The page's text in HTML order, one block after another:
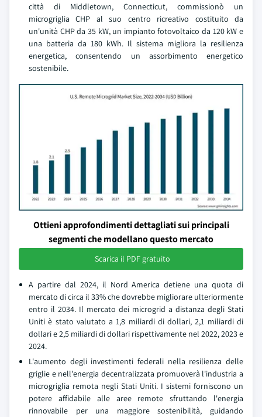
città di Middletown, Connecticut, commissionò un
microgriglia CHP al suo centro ricreativo costituito da
un'unità CHP da 35 kW, un impianto fotovoltaico da 120 kW e
una batteria da 180 kWh. Il sistema migliora la resilienza
energetica, consentendo un assorbimento energetico
sostenibile.
Ottieni approfondimenti dettagliati sui principali
segmenti che modellano questo mercato
Scarica il PDF gratuito
A partire dal 2024, il Nord America detiene una quota di
mercato di circa il 33% che dovrebbe migliorare ulteriormente
entro il 2034. Il mercato dei microgrid a distanza degli Stati
Uniti è stato valutato a 1,8 miliardi di dollari, 2,1 miliardi di
dollari e 2,5 miliardi di dollari rispettivamente nel 2022, 2023 e
2024.
L'aumento degli investimenti federali nella resilienza delle
griglie e nell'energia decentralizzata promuoverà l'industria a
microgriglia remota negli Stati Uniti. I sistemi forniscono un
potere affidabile alle aree remote sfruttando l'energia
rinnovabile per una maggiore sostenibilità, guidando